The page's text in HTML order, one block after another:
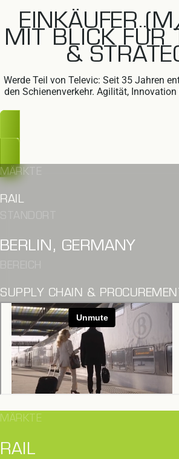
EINKÄUFER
MIT BLICK FÜR
&
Werde Teil von Televic: Seit 35 Jahren
den Schienenverkehr. Agilität,
UPS, ZU SPÄT
MÄRKTE
RAIL
BERLIN, GERMANY
SUPPLY CHAIN &
MÄRKTE
RAIL